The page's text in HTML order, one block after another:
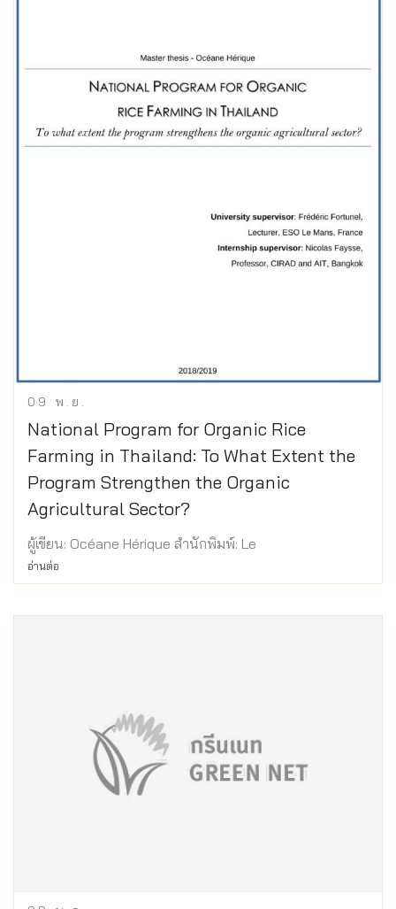
09 พ.ย.
National Program for Organic Rice
Farming in Thailand: To What Extent the
Program Strengthen the Organic
Agricultural Sector?
ผู้เขียน: Océane Hérique สำนักพิมพ์: Le
อ่านต่อ